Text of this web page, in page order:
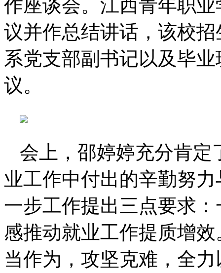
作座谈会。江西青年职
议并作总结讲话，该校
系党支部副书记以及毕
议。
会上，邵婷婷充分肯定
业工作中付出的辛勤努
一步工作提出三点要求
感推动就业工作提质增
当作为，攻坚克难，全